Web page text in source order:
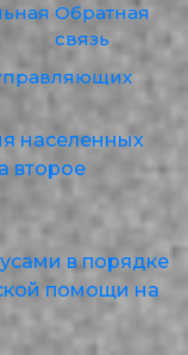
Обратная
связь
населенных
второе
в порядке
помощи на